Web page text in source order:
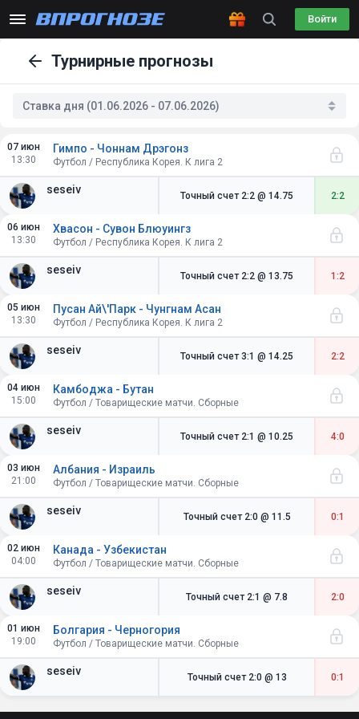
Войти
Турнирные прогнозы
Ставка дня (01.06.2026 - 07.06.2026)
07 июн
13:30
seseiv
Гимпо - Чоннам Дрэгонз
Футбол / Республика Корея. К лига 2
Точный счет 2:2 @ 14.75 2:2
06 июн
13:30
seseiv
Хвасон - Сувон Блюуингз
Футбол / Республика Корея. К лига 2
Точный счет 2:2 @ 13.75 1:2
05 июн
13:30
seseiv
Пусан Ай\'Парк - Чунгнам Асан
Футбол / Республика Корея. К лига 2
Точный счет 3:1 @ 14.25 2:2
04 июн
15:00
seseiv
Камбоджа - Бутан
Футбол / Товарищеские матчи. Сборные
Точный счет 2:1 @ 10.25 4:0
03 июн
21:00
seseiv
Албания - Израиль
Футбол / Товарищеские матчи. Сборные
Точный счет 2:0 @ 11.5 0:1
02 июн
04:00
seseiv
Канада - Узбекистан
Футбол / Товарищеские матчи. Сборные
Точный счет 2:1 @ 7.8 2:0
01 июн
19:00
seseiv
Болгария - Черногория
Футбол / Товарищеские матчи. Сборные
Точный счет 2:0 @ 13 0:1